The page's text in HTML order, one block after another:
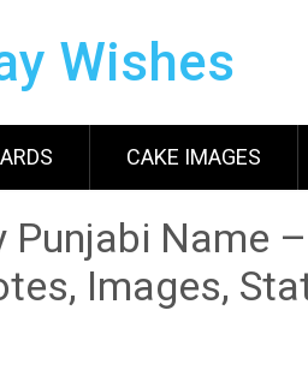
Wishes
CAKE IMAGES
Punjabi Name
Images,